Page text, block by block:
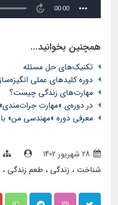
همچنین بخوانید...
تکنیک‌های حل مسئله
دوره کلیدهای عملی
مهارت‌های زندگی چیست؟
در دوره‌ی «مهارت
معرفی دوره «مهندسی من» با
شناخت
زندگی طعم زندگی